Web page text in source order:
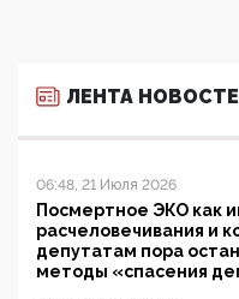
ЛЕНТА
06:48, 21 Июля 2026
Посмертное ЭКО как
расчеловечивания и
депутатам пора
методы «спасения